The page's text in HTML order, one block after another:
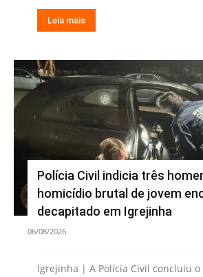
Leia mais
Polícia Civil indicia três
homicídio brutal de jovem
decapitado em Igrejinha
06/08/2026
Igrejinha | A Polícia Civil concluiu